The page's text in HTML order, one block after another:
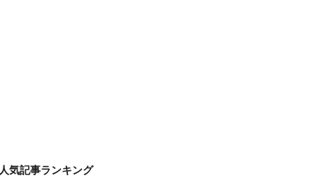
人気記事ランキング